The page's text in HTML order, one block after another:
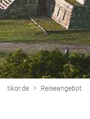
tikor.de > Reiseangebot